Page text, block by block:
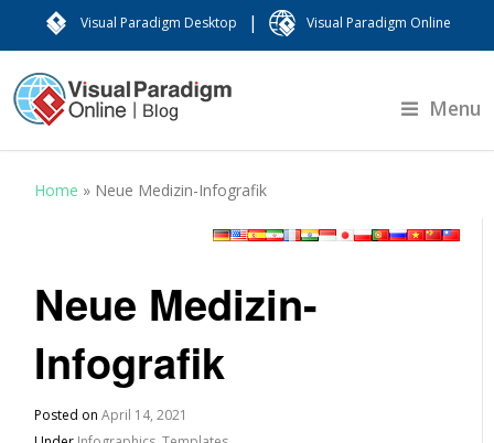
Visual Paradigm Desktop | Visual Paradigm Online
Menu
Home » Neue Medizin-Infografik
Neue Medizin-
Infografik
Posted onApril 14, 2021